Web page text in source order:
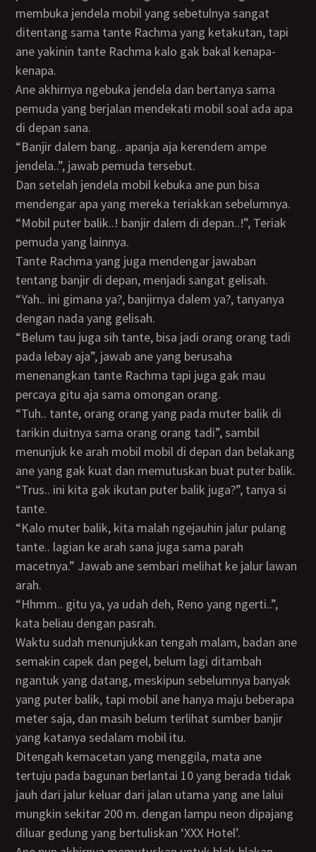
membuka jendela mobil yang sebetulnya sangat
ditentang sama tante Rachma yang ketakutan, tapi
ane yakinin tante Rachma kalo gak bakal kenapa-
kenapa.
Ane akhirnya ngebuka jendela dan bertanya sama
pemuda yang berjalan mendekati mobil soal ada apa
di depan sana.
“Banjir dalem bang.. apanja aja kerendem ampe
jendela..”, jawab pemuda tersebut.
Dan setelah jendela mobil kebuka ane pun bisa
mendengar apa yang mereka teriakkan sebelumnya.
“Mobil puter balik..! banjir dalem di depan..!”, Teriak
pemuda yang lainnya.
Tante Rachma yang juga mendengar jawaban
tentang banjir di depan, menjadi sangat gelisah.
“Yah.. ini gimana ya?, banjirnya dalem ya?, tanyanya
dengan nada yang gelisah.
“Belum tau juga sih tante, bisa jadi orang orang tadi
pada lebay aja”, jawab ane yang berusaha
menenangkan tante Rachma tapi juga gak mau
percaya gitu aja sama omongan orang.
“Tuh.. tante, orang orang yang pada muter balik di
tarikin duitnya sama orang orang tadi”, sambil
menunjuk ke arah mobil mobil di depan dan belakang
ane yang gak kuat dan memutuskan buat puter balik.
“Trus.. ini kita gak ikutan puter balik juga?”, tanya si
tante.
“Kalo muter balik, kita malah ngejauhin jalur pulang
tante.. lagian ke arah sana juga sama parah
macetnya.” Jawab ane sembari melihat ke jalur lawan
arah.
“Hhmm.. gitu ya, ya udah deh, Reno yang ngerti..”,
kata beliau dengan pasrah.
Waktu sudah menunjukkan tengah malam, badan ane
semakin capek dan pegel, belum lagi ditambah
ngantuk yang datang, meskipun sebelumnya banyak
yang puter balik, tapi mobil ane hanya maju beberapa
meter saja, dan masih belum terlihat sumber banjir
yang katanya sedalam mobil itu.
Ditengah kemacetan yang menggila, mata ane
tertuju pada bagunan berlantai 10 yang berada tidak
jauh dari jalur keluar dari jalan utama yang ane lalui
mungkin sekitar 200 m. dengan lampu neon dipajang
diluar gedung yang bertuliskan ‘XXX Hotel’.